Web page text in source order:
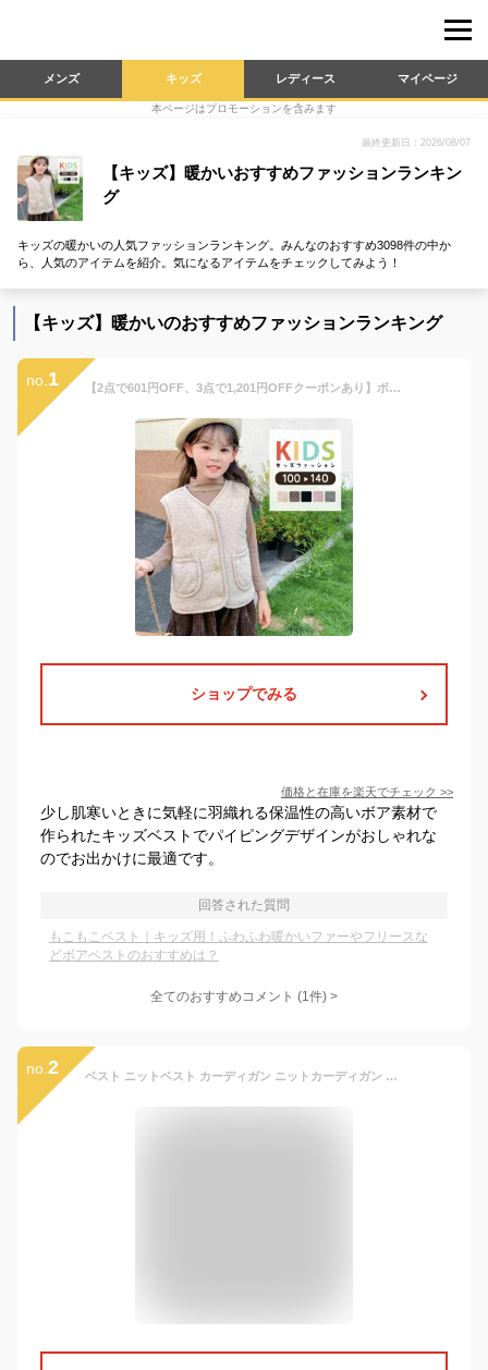
メンズ キッズ レディース マイページ
本ページはプロモーションを含みます
最終更新日：2026/08/07
【キッズ】暖かいおすすめファッションランキン
グ
キッズの暖かいの人気ファッションランキング。みんなのおすすめ3098件の中か
ら、人気のアイテムを紹介。気になるアイテムをチェックしてみよう！
【キッズ】暖かいのおすすめファッションランキング
no. 1 【2点で601円OFF、3点で1,201円OFFクーポンあり】ボア ベスト キッズ 男の子 女の子 男女兼用 子供 子ども 秋冬 トップス アウター 上着 厚手 もこもこ 防寒 前開き フロントボタン ポケット パイピング ノーカラー 中綿 裏地付き フードなし 100 110 120 130 140 小学校
ショップでみる
価格と在庫を楽天でチェック >>
少し肌寒いときに気軽に羽織れる保温性の高いボア素材で
作られたキッズベストでパイピングデザインがおしゃれな
のでお出かけに最適です。
回答された質問
もこもこベスト｜キッズ用！ふわふわ暖かいファーやフリースな
どボアベストのおすすめは？
全てのおすすめコメント (1件) >
no. 2 ベスト ニットベスト カーディガン ニットカーディガン 子供服 女の子 男の子 キッズ 春秋用 大人可愛い グレー ブラウン 韓国風子供服 カジュアル 普段着 100 110 120 130 140 150 160